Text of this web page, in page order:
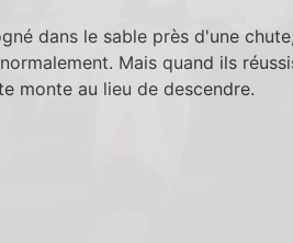
dans le sable près d'une
Mais quand ils
monte au lieu de descendre.